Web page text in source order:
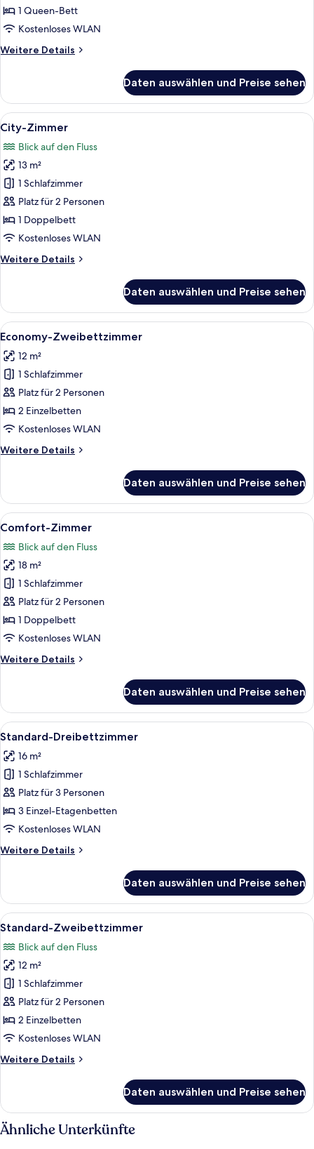
1 Queen-Bett
Kostenloses WLAN
Weitere Details
Weitere
Doppelzimmer
Daten auswählen und Preise sehen
Alle
Fotos
für
City-
Zimmer
anzeigen
Ein Schlafzimmer mit Bett, Fenster,
12
City-Zimmer
Blick auf den Fluss
13 m²
1 Schlafzimmer
Platz für 2 Personen
1 Doppelbett
Kostenloses WLAN
Weitere Details
Weitere
Zimmer
Daten auswählen und Preise sehen
Alle
Fotos
für
Economy-
Zweibettzimmer
anzeigen
Ein Hotelzimmer mit zwei Betten,
10
Economy-Zweibettzimmer
12 m²
1 Schlafzimmer
Platz für 2 Personen
2 Einzelbetten
Kostenloses WLAN
Weitere Details
Weitere
Zweibettzimmer
Daten auswählen und Preise sehen
Alle
Fotos
für
Comfort-
Zimmer
anzeigen
Ein Schlafzimmer mit Bett,
11
Comfort-Zimmer
Blick auf den Fluss
18 m²
1 Schlafzimmer
Platz für 2 Personen
1 Doppelbett
Kostenloses WLAN
Weitere Details
Weitere
Zimmer
Daten auswählen und Preise sehen
Alle
Fotos
für
Standard-
Dreibettzimmer
anzeigen
Ein Schlafsaalzimmer mit
10
Standard-Dreibettzimmer
16 m²
1 Schlafzimmer
Platz für 3 Personen
3 Einzel-Etagenbetten
Kostenloses WLAN
Weitere Details
Weitere
Dreibettzimmer
Daten auswählen und Preise sehen
Alle
Fotos
für
Standard-
Zweibettzimmer
anzeigen
Ein modernes Hotelzimmer mit zwei
9
Standard-Zweibettzimmer
Blick auf den Fluss
12 m²
1 Schlafzimmer
Platz für 2 Personen
2 Einzelbetten
Kostenloses WLAN
Weitere Details
Weitere
Zweibettzimmer
Daten auswählen und Preise sehen
Ähnliche Unterkünfte